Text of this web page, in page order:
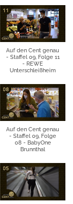
Auf den Cent genau
- Staffel 09, Folge 11
- REWE
Unterschleißheim
Auf den Cent genau
- Staffel 09, Folge
08 - BabyOne
Brunnthal